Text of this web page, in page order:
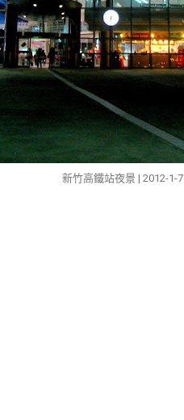
新竹高鐵站夜景 | 2012-1-7